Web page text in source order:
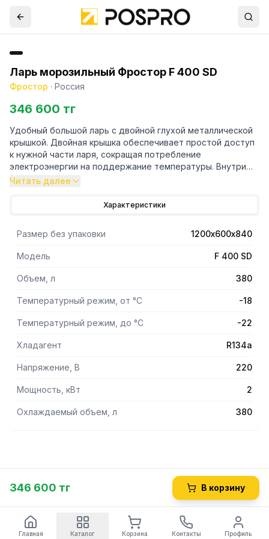
Ларь морозильный Фростор F 400 SD
Фростор · Россия
346 600 тг
Удобный большой ларь с двойной глухой металлической
крышкой. Двойная крышка обеспечивает простой доступ
к нужной части ларя, сокращая потребление
электроэнергии на поддержание температуры. Внутри
морозильный ларь не разделен, что позволяет удобно
замораживает любые продукты, благодаря специальному
алюминиевому испарителю.
Объем ларя – 380 литров при небольших внешних
габаритах. Работу ларя обеспечивает надежный
компрессор компании Secop.
Читать далее
Характеристики
Размер без упаковки 1200х600х840
Модель F 400 SD
Объем, л 380
Температурный режим, от °С -18
Температурный режим, до °С -22
Хладагент R134а
Напряжение, В 220
Мощность, кВт 2
Охлаждаемый объем, л 380
346 600 тг В корзину
Главная Каталог Корзина Контакты Профиль